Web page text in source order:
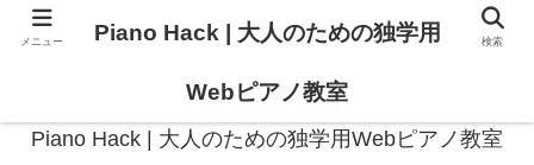
Piano Hack | 大人のための独学用Webピアノ教室
メニュー Piano Hack | 大人のための独学用
Webピアノ教室
検索